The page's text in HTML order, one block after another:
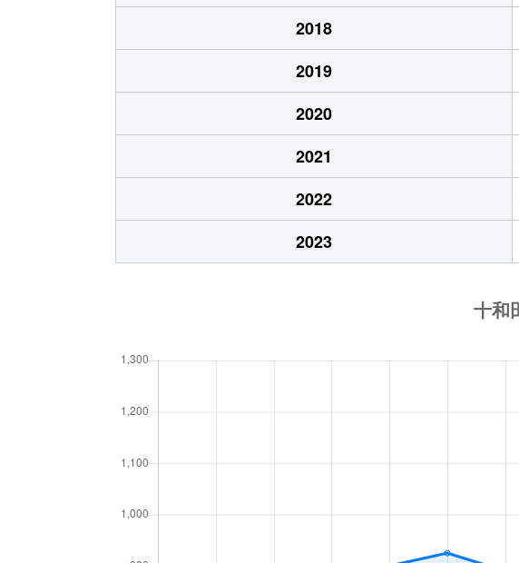
東十五番町
170万円 三沢(青森)
東十五番町
2,900万円 三沢(青森)
東二十二番町
1,000万円 三沢(青森)
東二十三番町
1,500万円 三沢(青森)
500万円
元町西
2,100万円 三沢(青森)
元町西
2018
2019
2020
2021
2022
2023